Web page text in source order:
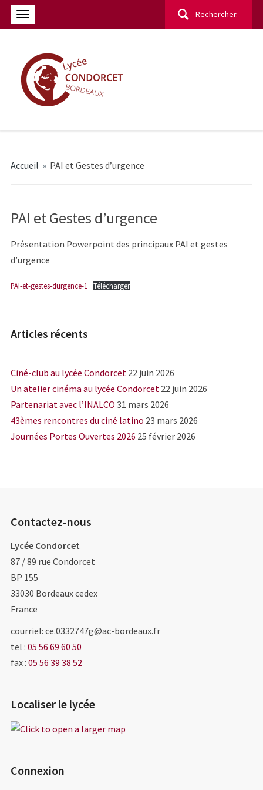
Rechercher :
Accueil » PAI et Gestes d’urgence
PAI et Gestes d’urgence
Présentation Powerpoint des principaux PAI et gestes
d’urgence
PAI-et-gestes-durgence-1 Télécharger
Articles récents
Ciné-club au lycée Condorcet 22 juin 2026
Un atelier cinéma au lycée Condorcet 22 juin 2026
Partenariat avec l’INALCO 31 mars 2026
43èmes rencontres du ciné latino 23 mars 2026
Journées Portes Ouvertes 2026 25 février 2026
Contactez-nous
Lycée Condorcet
87 / 89 rue Condorcet
BP 155
33030 Bordeaux cedex
France
courriel: ce.0332747g@ac-bordeaux.fr
tel : 05 56 69 60 50
fax : 05 56 39 38 52
Localiser le lycée
Connexion